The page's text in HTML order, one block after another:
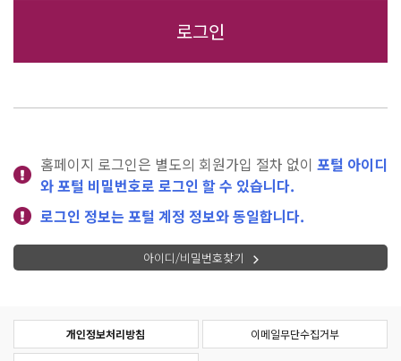
홈페이지 로그인은 별도의 회원가입 절차 없이 포털 아이디
와 포털 비밀번호로 로그인 할 수 있습니다.
로그인 정보는 포털 계정 정보와 동일합니다.
아이디/비밀번호찾기
개인정보처리방침 이메일무단수집거부